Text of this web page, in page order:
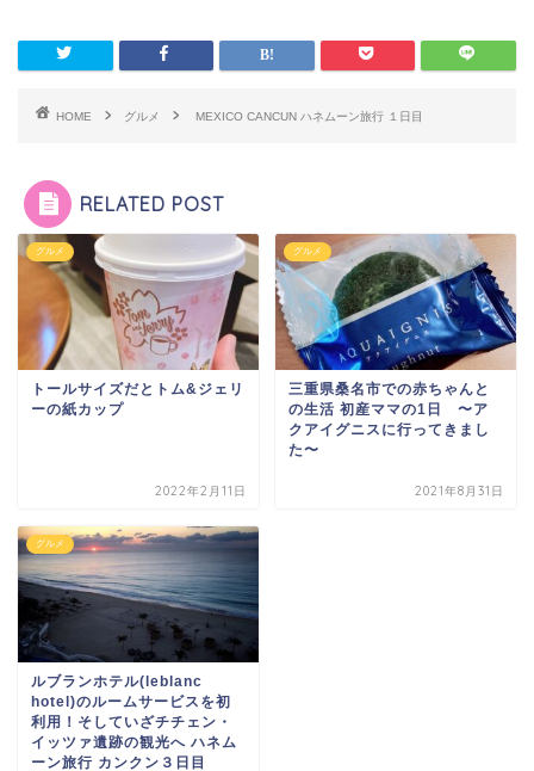
HOME グルメ MEXICO CANCUN ハネムーン旅行 １日目
RELATED POST
グルメ
トールサイズだとトム&ジェリ
ーの紙カップ
2022年2月11日
グルメ
三重県桑名市での赤ちゃんと
の生活 初産ママの1日 〜ア
クアイグニスに行ってきまし
た〜
2021年8月31日
グルメ
ルブランホテル(leblanc
hotel)のルームサービスを初
利用！そしていざチチェン・
イッツァ遺跡の観光へ ハネム
ーン旅行 カンクン３日目